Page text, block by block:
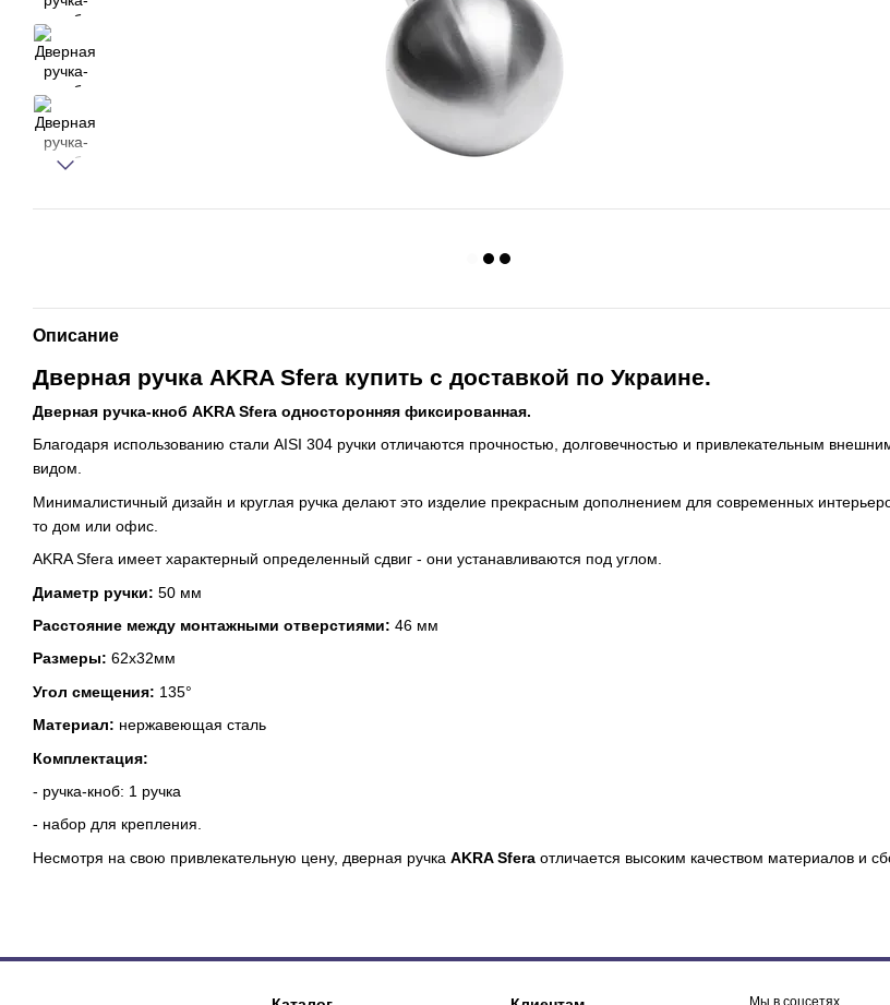
Описание
Дверная ручка AKRA Sfera купить с доставкой по Украине.
Дверная ручка-кноб AKRA Sfera односторонняя фиксированная.
Благодаря использованию стали AISI 304 ручки отличаются прочностью, долговечностью и привлекательным
видом.
Минималистичный дизайн и круглая ручка делают это изделие прекрасным дополнением для современных
то дом или офис.
AKRA Sfera имеет характерный определенный сдвиг - они устанавливаются под углом.
Диаметр ручки: 50 мм
Расстояние между монтажными отверстиями: 46 мм
Размеры: 62x32мм
Угол смещения: 135°
Материал: нержавеющая сталь
Комплектация:
- ручка-кноб: 1 ручка
- набор для крепления.
Несмотря на свою привлекательную цену, дверная ручка AKRA Sfera отличается высоким качеством материалов и
Мы в соцсетях